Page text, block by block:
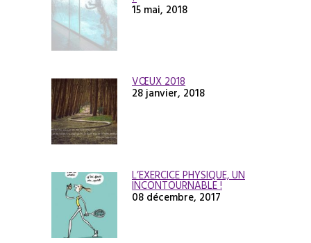
15 mai, 2018
VŒUX 2018
28 janvier, 2018
L’EXERCICE PHYSIQUE, UN
INCONTOURNABLE !
08 décembre, 2017